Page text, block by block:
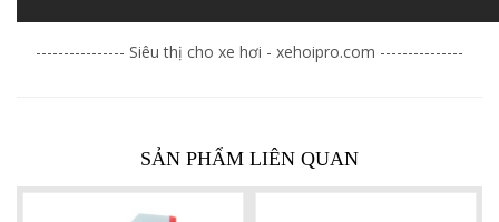
---------------- Siêu thị cho xe hơi - xehoipro.com ---------------
SẢN PHẨM LIÊN QUAN